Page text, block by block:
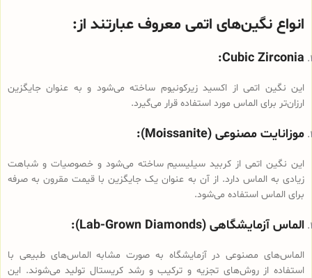
انواع نگین‌های اتمی معروف عبارتند از:
Cubic Zirconia:
این نگین اتمی از اکسید زیرکونیوم ساخته می‌شود و به عنوان جایگزین
ارزان‌تر برای الماس مورد استفاده قرار می‌گیرد.
موزانایت مصنوعی (Moissanite):
این نگین اتمی از کربید سیلیسیم ساخته می‌شود و خصوصیات و شباهت
زیادی به الماس دارد. از آن به عنوان یک جایگزین با قیمت مقرون به صرفه
برای الماس استفاده می‌شود.
الماس آزمایشگاهی (Lab-Grown Diamonds):
الماس‌های مصنوعی در آزمایشگاه به صورت مشابه الماس‌های طبیعی با
استفاده از روش‌های تجزیه و ترکیب و رشد کریستال تولید می‌شوند. این